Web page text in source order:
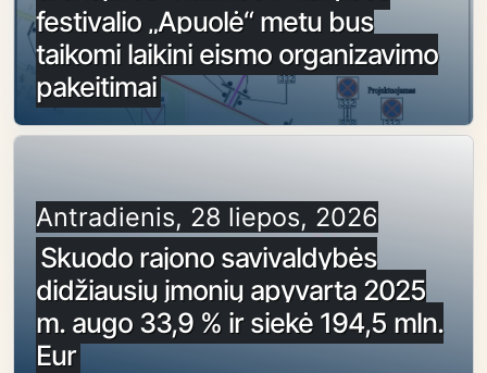
festivalio „Apuolė“ metu bus
taikomi laikini eismo organizavimo
pakeitimai
Antradienis, 28 liepos, 2026
Skuodo rajono savivaldybės
didžiausių įmonių apyvarta 2025
m. augo 33,9 % ir siekė 194,5 mln.
Eur